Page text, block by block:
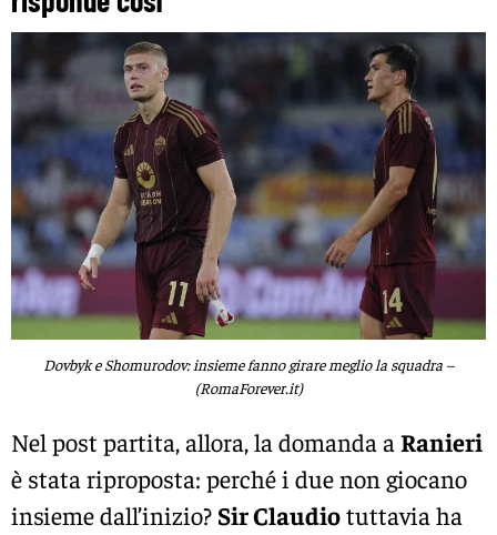
Dovbyk e Shomurodov: insieme fanno girare meglio la squadra –
(RomaForever.it)
Nel post partita, allora, la domanda a Ranieri
è stata riproposta: perché i due non giocano
insieme dall’inizio? Sir Claudiotuttavia ha